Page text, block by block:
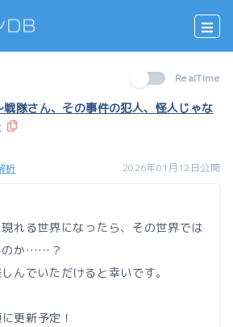
RealTime
隊さん、その事件の犯人、怪人じゃな
析 2026年01月12日公開
れる世界になったら、その世界では
のか……？
んでいただけると幸いです。
更新予定！